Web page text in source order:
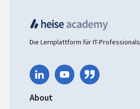
Die Lernplattform für IT-Professionals
About